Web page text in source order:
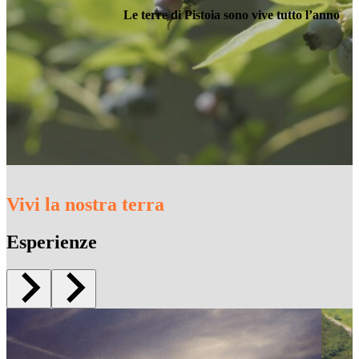
Le terre di Pistoia sono vive tutto l’anno
Vivi la nostra terra
Esperienze